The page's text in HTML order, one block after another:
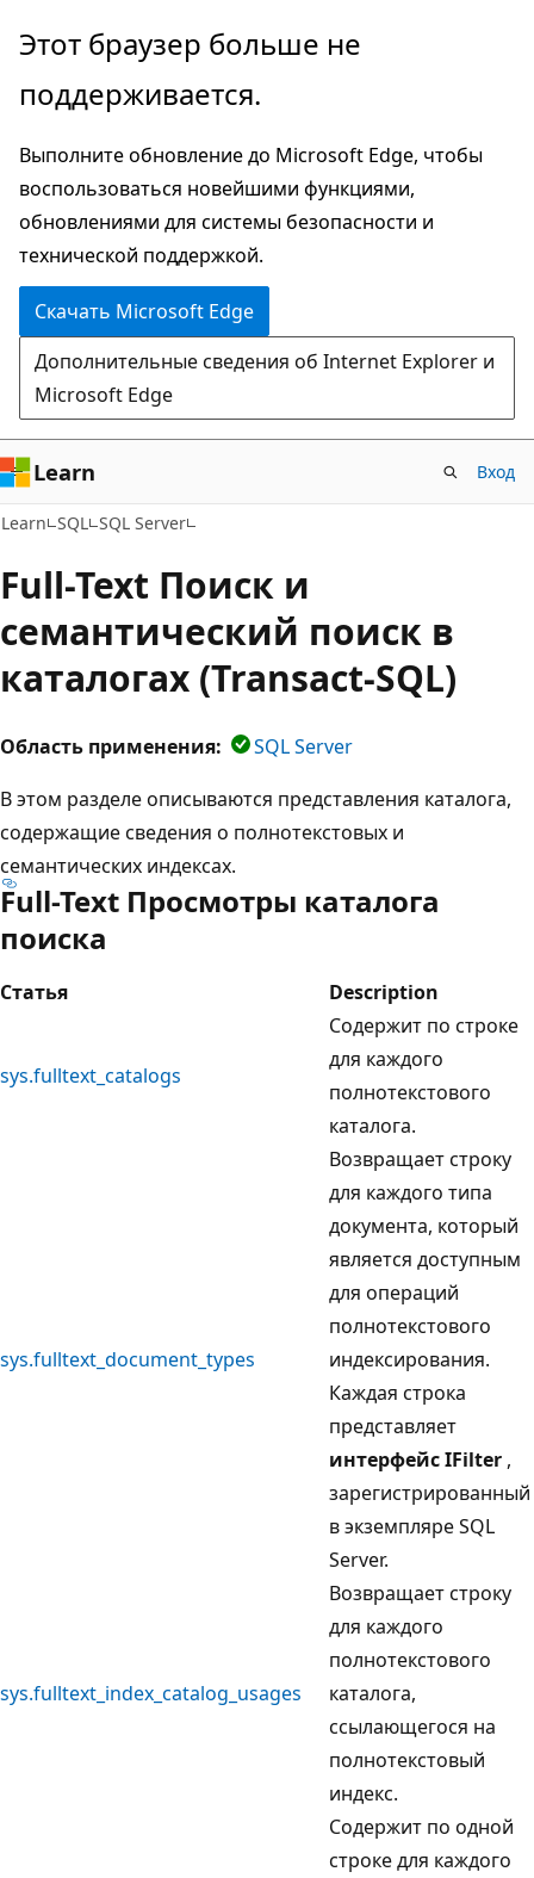
Пропустить
перейти
основному
содержимому
Этот браузер больше не
поддерживается.
Выполните обновление до Microsoft Edge, чтобы
воспользоваться новейшими функциями,
обновлениями для системы безопасности и
технической поддержкой.
Скачать Microsoft Edge
Дополнительные сведения об Internet Explorer и
Microsoft Edge
Learn Вход
Learn SQL SQL Server
Full-Text Поиск и
семантический поиск в
каталогах (Transact-SQL)
Область применения:
SQL Server
В этом разделе описываются представления каталога,
содержащие сведения о полнотекстовых и
семантических индексах.
Full-Text Просмотры каталога
поиска
Статья Description
sys.fulltext_catalogs
Содержит по строке
для каждого
полнотекстового
каталога.
sys.fulltext_document_types
Возвращает строку
для каждого типа
документа, который
является доступным
для операций
полнотекстового
индексирования.
Каждая строка
представляет
интерфейс IFilter ,
зарегистрированный
в экземпляре SQL
Server.
sys.fulltext_index_catalog_usages
Возвращает строку
для каждого
полнотекстового
каталога,
ссылающегося на
полнотекстовый
индекс.
Содержит по одной
строке для каждого